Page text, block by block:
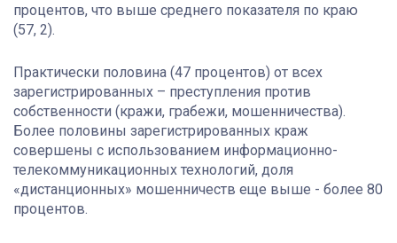
процентов, что выше среднего показателя по краю
(57, 2).
Практически половина (47 процентов) от всех
зарегистрированных – преступления против
собственности (кражи, грабежи, мошенничества).
Более половины зарегистрированных краж
совершены с использованием информационно-
телекоммуникационных технологий, доля
«дистанционных» мошенничеств еще выше - более 80
процентов.